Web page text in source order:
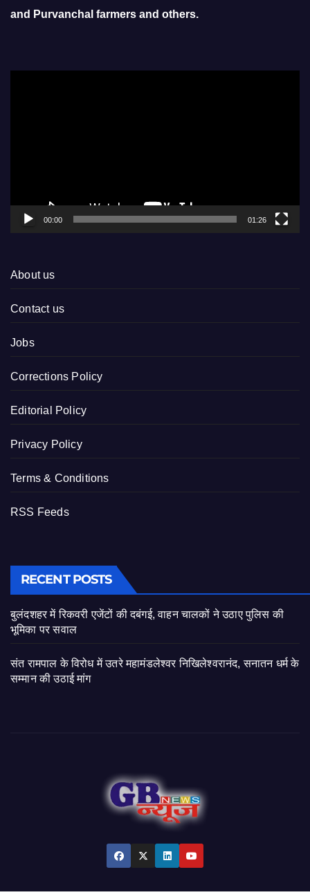
and Purvanchal farmers and others.
00:00 01:26
About us
Contact us
Jobs
Corrections Policy
Editorial Policy
Privacy Policy
Terms & Conditions
RSS Feeds
RECENT POSTS
बुलंदशहर में रिकवरी एजेंटों की दबंगई, वाहन चालकों ने उठाए पुलिस की
भूमिका पर सवाल
संत रामपाल के विरोध में उतरे महामंडलेश्वर निखिलेश्वरानंद, सनातन धर्म के
सम्मान की उठाई मांग